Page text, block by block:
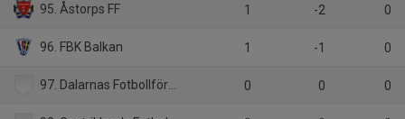
95. Åstorps FF 1 -2 0
96. FBK Balkan 1 -1 0
97. Dalarnas Fotbollförbund 0 0 0